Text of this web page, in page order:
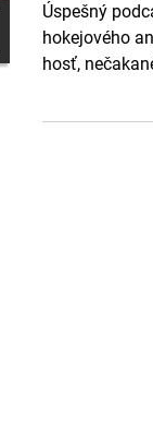
Úspešný
hokejového
hosť,